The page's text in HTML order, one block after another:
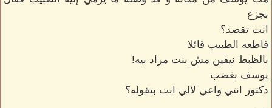
بجزع
انت تقصد؟
قاطعه الطبيب قائلا
بالظبط نيفين مش بنت مراد بيه!
يوسف بغضب
دكتور انتي واعي لالي انت بتقوله؟